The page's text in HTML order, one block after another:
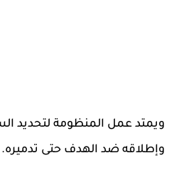
ويمتد عمل المنظومة لتحديد
وإطلاقه ضد الهدف حتى تدميره.